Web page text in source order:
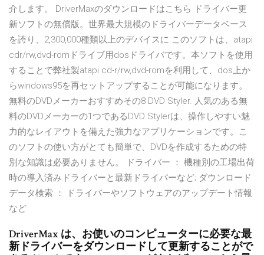
介します。 DriverMaxのダウンロードはこちら ドライバー更
新ソフトの無償版。世界最大規模のドライバーデータベース
を誇り、2,300,000種類以上のデバイスに このソフトは、atapi
cdr/rw,dvd-romドライブ用dosドライバです。本ソフトを使用
することで弊社製atapi cd-r/rw,dvd-romを利用して、dos上か
らwindows95を再セットアップすることが可能になります。
無料のDVDメーカーおすすめその8 DVD Styler. 人気のある無
料のDVDメーカーの1つであるDVD Stylerは、操作しやすい魅
力的なレイアウトを備えた強力なアプリケーションです。こ
のソフトの使い方がとても簡単で、DVDを作成するための特
別な知識は必要ありません。 ドライバー ： 機種別の工場出荷
時の導入済みドライバーと最新ドライバーなど; ダウンロード
データ検索 ： ドライバーやソフトウェアのアップデート情報
など
DriverMax は、お使いのコンピューターに必要な最
新ドライバーをダウンロードして更新することがで